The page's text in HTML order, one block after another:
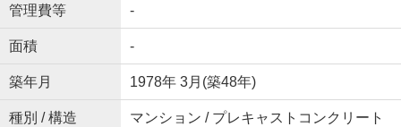
管理費等 -
面積 -
築年月 1978年 3月(築48年)
種別 / 構造 マンション / プレキャストコンクリート